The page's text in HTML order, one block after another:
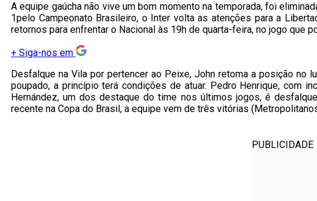
A equipe gaúcha não vive um bom momento na temporada, foi
1pelo Campeonato Brasileiro, o Inter volta as atenções para a
retornos para enfrentar o Nacional às 19h de quarta-feira, no jogo que
+ Siga-nos em
Desfalque na Vila por pertencer ao Peixe, John retoma a posição no
poupado, a princípio terá condições de atuar. Pedro Henrique, com
Hernández, um dos destaque do time nos últimos jogos, é
recente na Copa do Brasil, a equipe vem de três vitórias
PUBLICIDADE